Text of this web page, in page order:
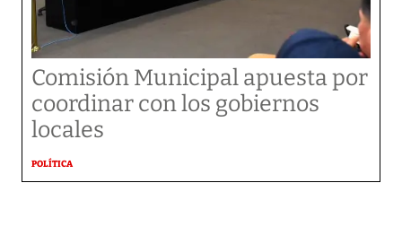
Comisión Municipal apuesta por
coordinar con los gobiernos
locales
POLÍTICA